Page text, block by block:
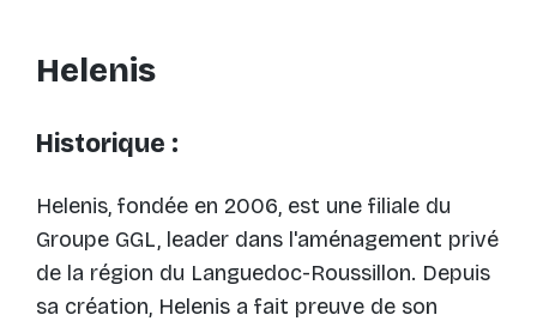
Helenis
Historique :
Helenis, fondée en 2006, est une filiale du
Groupe GGL, leader dans l'aménagement privé
de la région du Languedoc-Roussillon. Depuis
sa création, Helenis a fait preuve de son